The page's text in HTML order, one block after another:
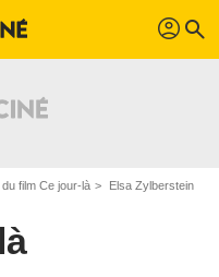
profil search
film Ce jour-là Elsa Zylberstein